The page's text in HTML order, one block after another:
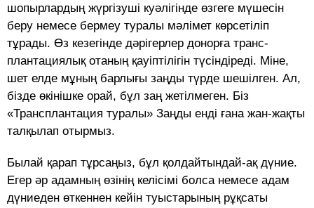
шопырлардың жүргізуші куәлігінде өзгеге мүшесін
беру немесе бермеу туралы мәлімет көрсетіліп
тұрады. Өз кезегінде дәрігерлер донорға транс­
плантациялық отаның қауіптілігін түсіндіреді. Міне,
шет елде мұның барлығы заңды түрде шешіл­ген. Ал,
бізде өкінішке орай, бұл заң жетіл­меген. Біз
«Трансплан­тация туралы» Заңды енді ғана жан-жақты
талқылап отырмыз.
Былай қарап тұрсаңыз, бұл қол­дайтындай-ақ дүние.
Егер әр адамның өзінің келісімі болса немесе адам
дүниеден өткеннен кейін туыстарының рұқсаты